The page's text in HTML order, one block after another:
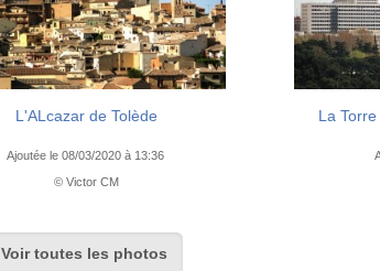
L'ALcazar de Tolède
Ajoutée le 08/03/2020 à 13:36
© Victor CM
La
Voir toutes les photos